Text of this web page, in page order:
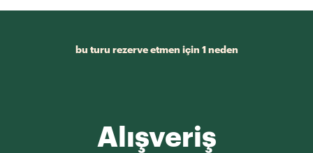
bu turu rezerve etmen için 1 neden
Alışveriş